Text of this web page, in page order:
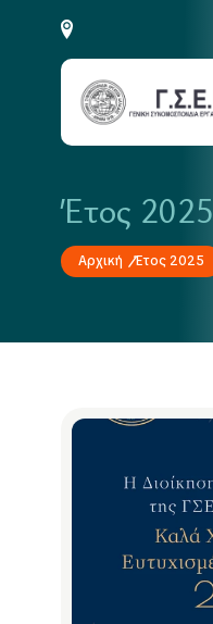
Έτος 2025
Αρχική Έτος 2025